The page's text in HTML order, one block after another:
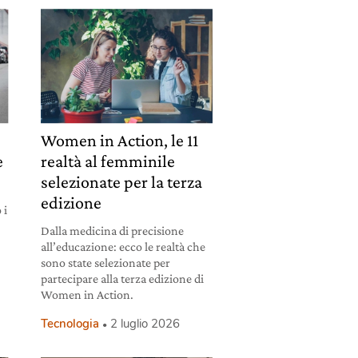
i
Women in Action, le 11
realtà al femminile
selezionate per la terza
edizione
Dalla medicina di precisione
all’educazione: ecco le realtà che
sono state selezionate per
partecipare alla terza edizione di
Women in Action.
Tecnologia 2 luglio 2026